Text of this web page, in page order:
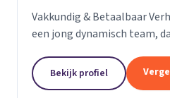
Vakkundig & Betaalbaar
een jong dynamisch team,
Vraag naar de
Bekijk profiel